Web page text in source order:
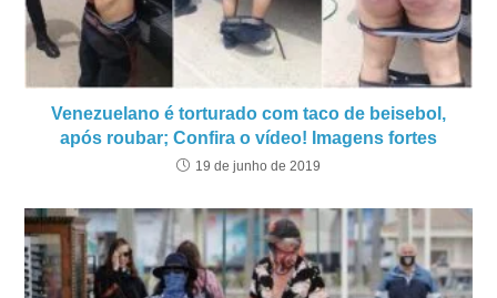
Venezuelano é torturado com taco de beisebol,
após roubar; Confira o vídeo! Imagens fortes
19 de junho de 2019